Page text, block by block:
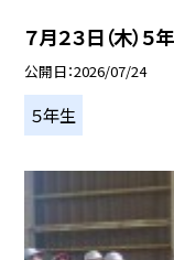
７月２３日（木）
公開日 2026/07/24
５年生